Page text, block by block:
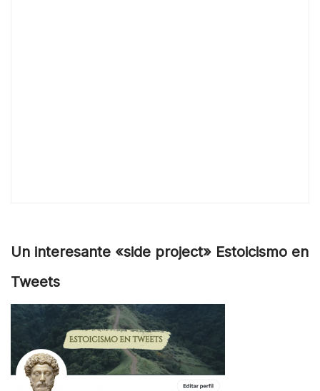
Un interesante «side project» Estoicismo en
Tweets